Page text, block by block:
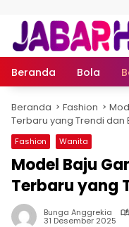
Beranda Bola
Beranda Fashion
Terbaru yang Trendi dan
Fashion Wanita
Model Baju
Terbaru yang
Bunga Anggrekia
31 Desember 2025